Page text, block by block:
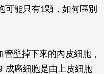
可能只有1顆，如何區別
壁掉下來的內皮細胞，
成癌細胞是由上皮細胞